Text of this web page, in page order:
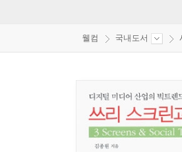
웰컴 국내도서